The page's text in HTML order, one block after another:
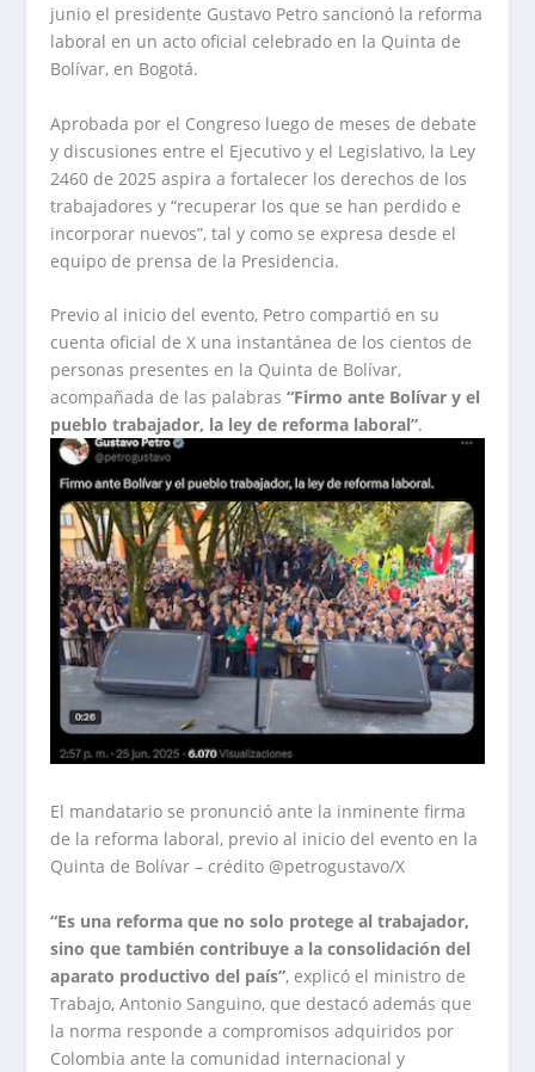
junio el presidente Gustavo Petro sancionó la reforma
laboral en un acto oficial celebrado en la Quinta de
Bolívar, en Bogotá.
Aprobada por el Congreso luego de meses de debate
y discusiones entre el Ejecutivo y el Legislativo, la Ley
2460 de 2025 aspira a fortalecer los derechos de los
trabajadores y “recuperar los que se han perdido e
incorporar nuevos”, tal y como se expresa desde el
equipo de prensa de la Presidencia.
Previo al inicio del evento, Petro compartió en su
cuenta oficial de X una instantánea de los cientos de
personas presentes en la Quinta de Bolívar,
acompañada de las palabras“Firmo ante Bolívar y el
pueblo trabajador, la ley de reforma laboral”.
El mandatario se pronunció ante la inminente firma
de la reforma laboral, previo al inicio del evento en la
Quinta de Bolívar – crédito @petrogustavo/X
“Es una reforma que no solo protege al trabajador,
sino que también contribuye a la consolidación del
aparato productivo del país”, explicó el ministro de
Trabajo, Antonio Sanguino, que destacó además que
la norma responde a compromisos adquiridos por
Colombia ante la comunidad internacional y